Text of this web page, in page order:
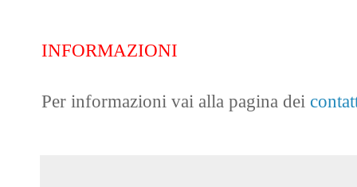
INFORMAZIONI
Per informazioni vai alla pagina dei